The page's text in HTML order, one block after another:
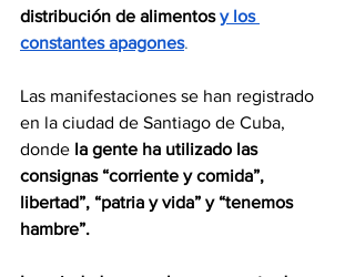
distribución de alimentos y los
constantes apagones.
Las manifestaciones se han registrado
en la ciudad de Santiago de Cuba,
donde la gente ha utilizado las
consignas “corriente y comida”,
libertad”, “patria y vida” y “tenemos
hambre”.